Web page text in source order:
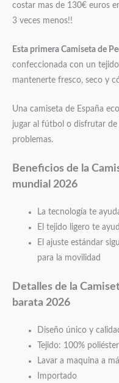
costar mas de 130€ euros
3 veces menos!!
Esta primera Camiseta de
confeccionada con un
mantenerte fresco, seco y
Una camiseta de España
jugar al fútbol o disfrutar
problemas.
Beneficios de la
mundial 2026
La tecnología te
El tejido ligero te
El ajuste estándar
para la movilidad
Detalles de la
barata 2026
Diseño único y
Tejido: 100%
Lavar a maquina a
Importado